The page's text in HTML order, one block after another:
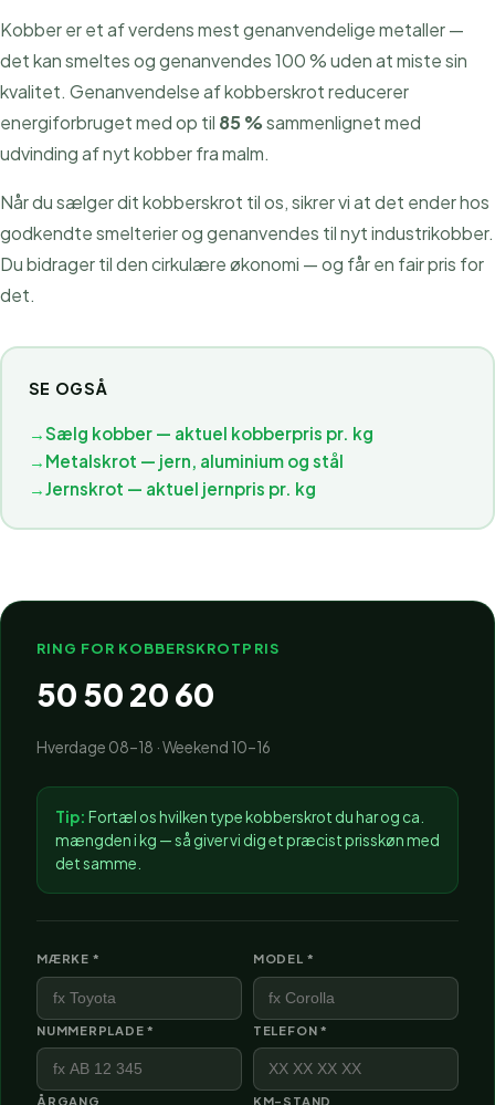
Kobber er et af verdens mest genanvendelige metaller —
det kan smeltes og genanvendes 100 % uden at miste sin
kvalitet. Genanvendelse af kobberskrot reducerer
energiforbruget med op til 85 %sammenlignet med
udvinding af nyt kobber fra malm.
Når du sælger dit kobberskrot til os, sikrer vi at det ender hos
godkendte smelterier og genanvendes til nyt industrikobber.
Du bidrager til den cirkulære økonomi — og får en fair pris for
det.
SE OGSÅ
→Sælg kobber — aktuel kobberpris pr. kg
→ Metalskrot — jern, aluminium og stål
→Jernskrot — aktuel jernpris pr. kg
RING FOR KOBBERSKROTPRIS
50 50 20 60
Hverdage 08–18 · Weekend 10–16
Tip: Fortæl os hvilken type kobberskrot du har og ca.
mængden i kg — så giver vi dig et præcist prisskøn med
det samme.
MÆRKE * MODEL *
NUMMERPLADE * TELEFON *
ÅRGANG KM-STAND